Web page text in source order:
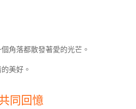
角落都散發著愛的光芒。
美好。
同回憶